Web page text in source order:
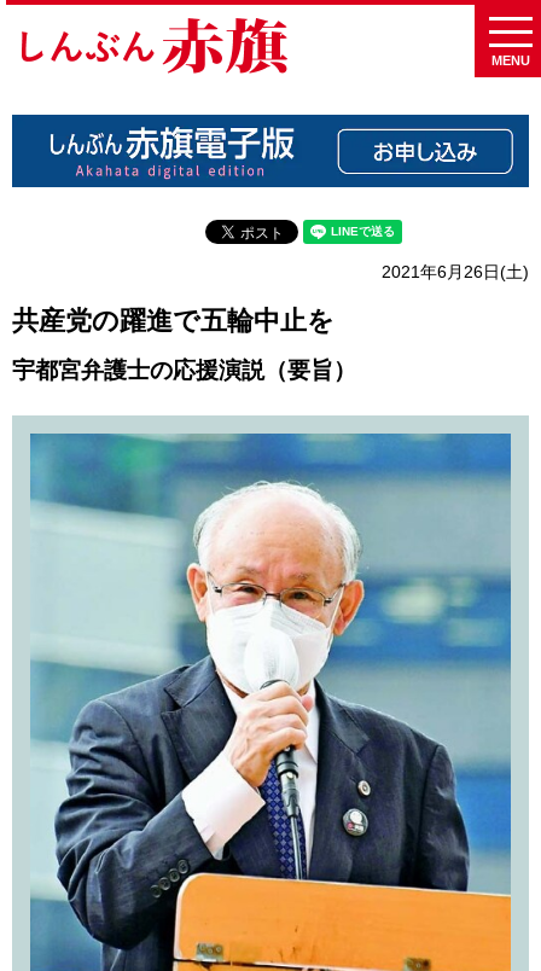
MENU
2021年6月26日(土)
共産党の躍進で五輪中止を
宇都宮弁護士の応援演説（要旨）